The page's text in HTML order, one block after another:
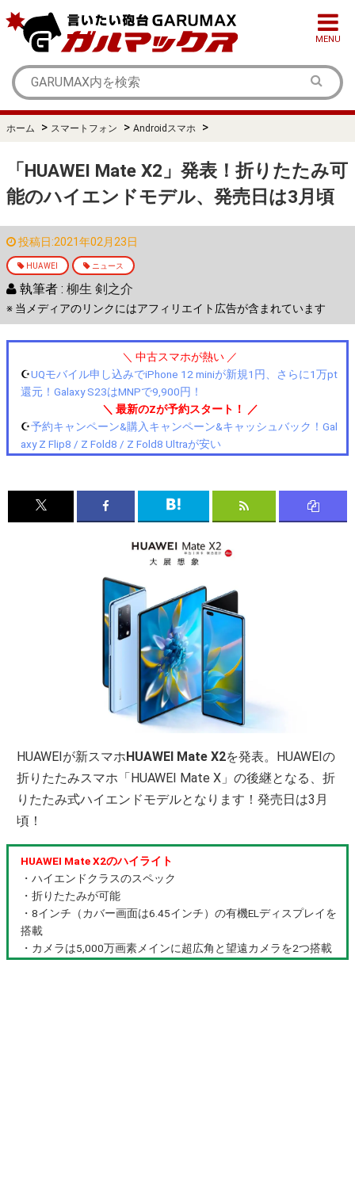
MENU
ホーム > スマートフォン > Androidスマホ >
「HUAWEI Mate X2」発表！折りたたみ可
能のハイエンドモデル、発売日は3月頃
投稿日:2021年02月23日
HUAWEI ニュース
執筆者 : 柳生 剣之介
※ 当メディアのリンクにはアフィリエイト広告が含まれています
＼ 中古スマホが熱い ／
☪️UQモバイル申し込みでiPhone 12 miniが新規1円、さらに1万pt
還元！Galaxy S23はMNPで9,900円！
＼ 最新のZが予約スタート！ ／
☪️予約キャンペーン&購入キャンペーン&キャッシュバック！Gal
axy Z Flip8 / Z Fold8 / Z Fold8 Ultraが安い
HUAWEIが新スマホ HUAWEI Mate X2を発表。HUAWEIの
折りたたみスマホ「HUAWEI Mate X」の後継となる、折
りたたみ式ハイエンドモデルとなります！発売日は3月
頃！
HUAWEI Mate X2のハイライト
・ハイエンドクラスのスペック
・折りたたみが可能
・8インチ（カバー画面は6.45インチ）の有機ELディスプレイを
搭載
・カメラは5,000万画素メインに超広角と望遠カメラを2つ搭載